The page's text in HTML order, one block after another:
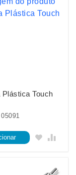
Plástica Touch